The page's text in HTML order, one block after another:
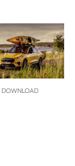
DOWNLOAD